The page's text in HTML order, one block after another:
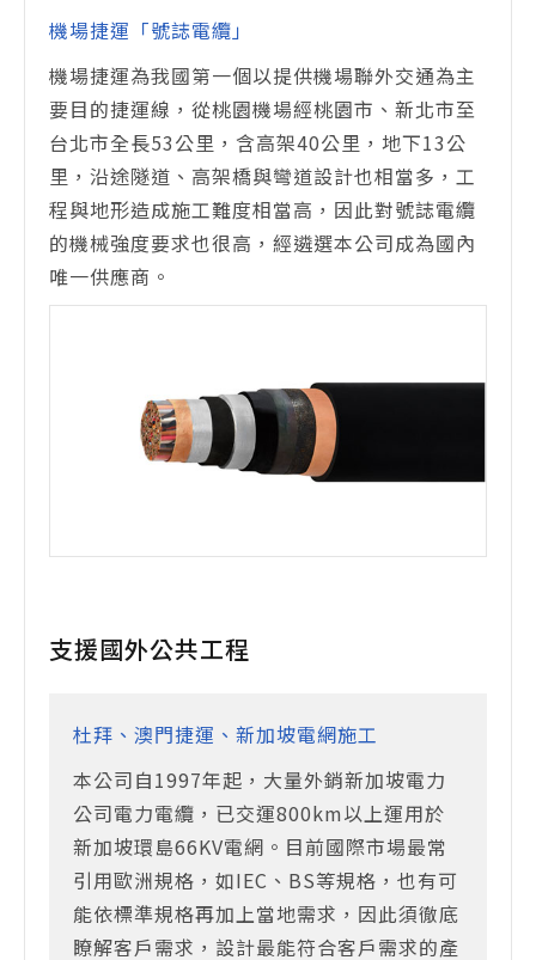
機場捷運「號誌電纜」
機場捷運為我國第一個以提供機場聯外交通為主
要目的捷運線，從桃園機場經桃園市、新北市至
台北市全長53公里，含高架40公里，地下13公
里，沿途隧道、高架橋與彎道設計也相當多，工
程與地形造成施工難度相當高，因此對號誌電纜
的機械強度要求也很高，經遴選本公司成為國內
唯一供應商。
支援國外公共工程
杜拜、澳門捷運、新加坡電網施工
本公司自1997年起，大量外銷新加坡電力
公司電力電纜，已交運800km以上運用於
新加坡環島66KV電網。目前國際市場最常
引用歐洲規格，如IEC、BS等規格，也有可
能依標準規格再加上當地需求，因此須徹底
瞭解客戶需求，設計最能符合客戶需求的產